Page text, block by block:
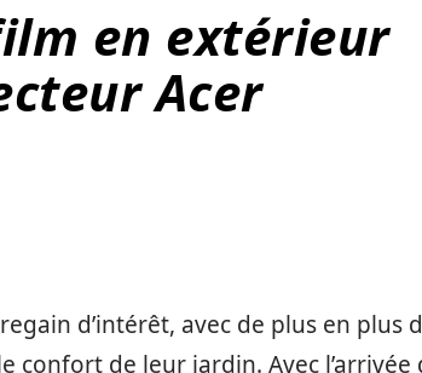
en extérieur
Acer
d’intérêt, avec de plus en plus
confort de leur jardin. Avec l’arrivée